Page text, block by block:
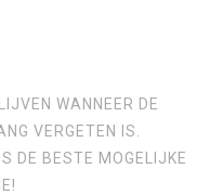
WANNEER DE
VERGETEN IS.
DE BESTE MOGELIJKE